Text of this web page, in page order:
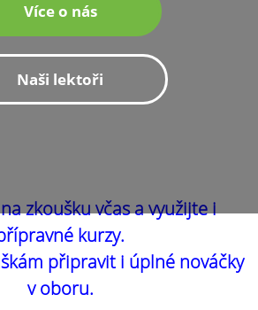
Více o nás
Naši lektoři
zkoušku včas a využijte i
kurzy.
připravit i úplné nováčky
v oboru.